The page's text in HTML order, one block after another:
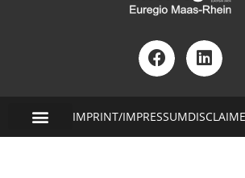
IMPRINT/IMPRESSUM